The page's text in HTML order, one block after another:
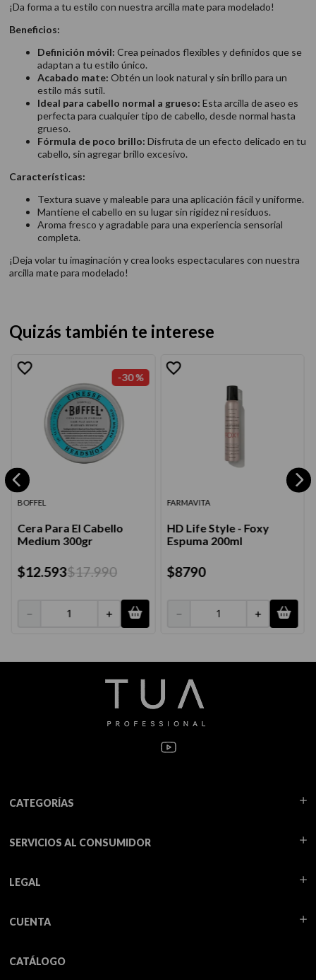
¡Da forma a tu estilo con nuestra arcilla mate para modelado!
Beneficios:
Definición móvil: Crea peinados flexibles y definidos que se
adaptan a tu estilo único.
Acabado mate: Obtén un look natural y sin brillo para un
estilo más sutil.
Ideal para cabello normal a grueso: Esta arcilla de aseo es
perfecta para cualquier tipo de cabello, desde normal hasta
grueso.
Fórmula de poco brillo: Disfruta de un efecto delicado en tu
cabello, sin agregar brillo excesivo.
Características:
Textura suave y maleable para una aplicación fácil y uniforme.
Mantiene el cabello en su lugar sin rigidez ni residuos.
Aroma fresco y agradable para una experiencia sensorial
completa.
¡Deja volar tu imaginación y crea looks espectaculares con nuestra
arcilla mate para modelado!
Quizás también te interese
-30 %
BOFFEL
Cera Para El Cabello
Medium 300gr
$12.593$17.990
＋
－
FARMAVITA
HD Life Style - Foxy
Espuma 200ml
$8790
＋
－
CATEGORÍAS
SERVICIOS AL CONSUMIDOR
LEGAL
CUENTA
CATÁLOGO